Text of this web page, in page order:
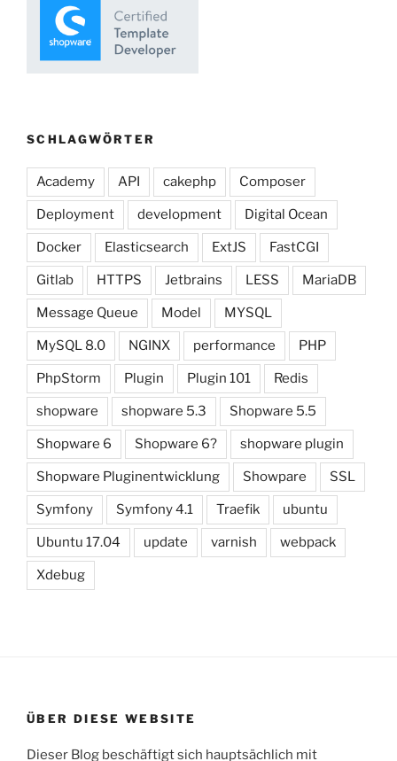
SCHLAGWÖRTER
Academy API cakephp Composer
Deployment development Digital Ocean
Docker Elasticsearch ExtJS FastCGI
Gitlab HTTPS Jetbrains LESS MariaDB
Message Queue Model MYSQL
MySQL 8.0 NGINX performance PHP
PhpStorm Plugin Plugin 101 Redis
shopware shopware 5.3 Shopware 5.5
Shopware 6 Shopware 6? shopware plugin
Shopware Pluginentwicklung Showpare SSL
Symfony Symfony 4.1 Traefik ubuntu
Ubuntu 17.04 update varnish webpack
Xdebug
ÜBER DIESE WEBSITE
Dieser Blog beschäftigt sich hauptsächlich mit